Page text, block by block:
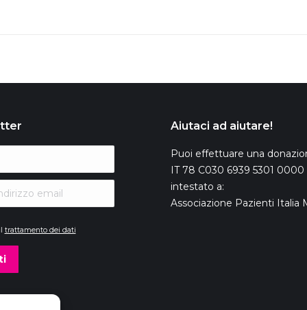
trattamento dei dati
Aiutaci ad aiutare!
Puoi effettuare una
IT 78 C030 6939 5301
intestato a:
Associazione Pazienti Italia